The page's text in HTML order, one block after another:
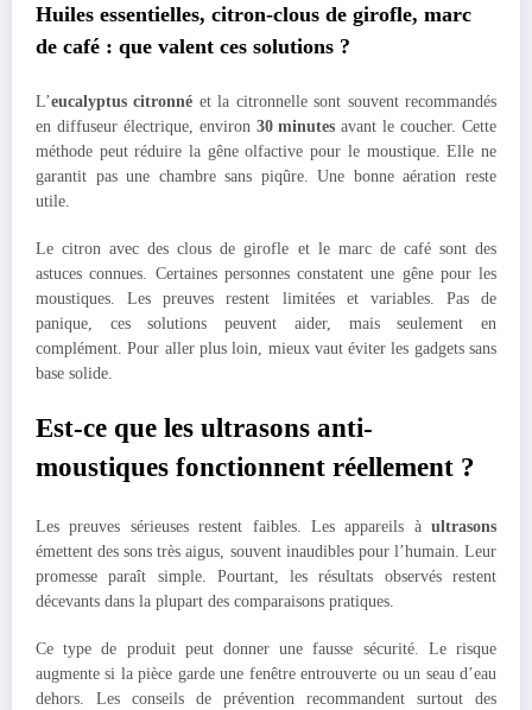
Huiles essentielles, citron-clous de girofle, marc
de café : que valent ces solutions ?
L’eucalyptus citronné et la citronnelle sont souvent recommandés
en diffuseur électrique, environ 30 minutes avant le coucher. Cette
méthode peut réduire la gêne olfactive pour le moustique. Elle ne
garantit pas une chambre sans piqûre. Une bonne aération reste
utile.
Le citron avec des clous de girofle et le marc de café sont des
astuces connues. Certaines personnes constatent une gêne pour les
moustiques. Les preuves restent limitées et variables. Pas de
panique, ces solutions peuvent aider, mais seulement en
complément. Pour aller plus loin, mieux vaut éviter les gadgets sans
base solide.
Est-ce que les ultrasons anti-
moustiques fonctionnent réellement ?
Les preuves sérieuses restent faibles. Les appareils à ultrasons
émettent des sons très aigus, souvent inaudibles pour l’humain. Leur
promesse paraît simple. Pourtant, les résultats observés restent
décevants dans la plupart des comparaisons pratiques.
Ce type de produit peut donner une fausse sécurité. Le risque
augmente si la pièce garde une fenêtre entrouverte ou un seau d’eau
dehors. Les conseils de prévention recommandent surtout des